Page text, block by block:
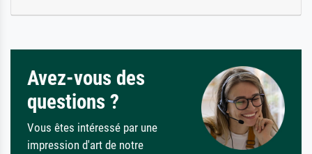
Avez-vous des
questions ?
Vous êtes intéressé par une
impression d'art de notre